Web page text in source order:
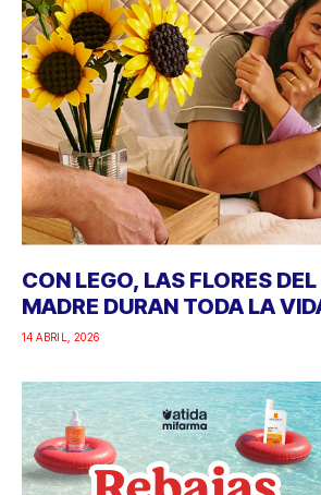
CON LEGO, LAS FLORES
MADRE DURAN TODA LA
14 ABRIL, 2026